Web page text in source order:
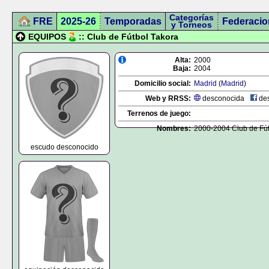
FRE 2025-26 Temporadas Categorías
y Torneos
EQUIPOS :: Club de Fútbol Takora
escudo desconocido
Alta: 2000
Baja: 2004
Domicilio social: Madrid (Madrid)
Web y RRSS:
desconocida
Terrenos de juego:
Nombres: 2000-2004 Club de